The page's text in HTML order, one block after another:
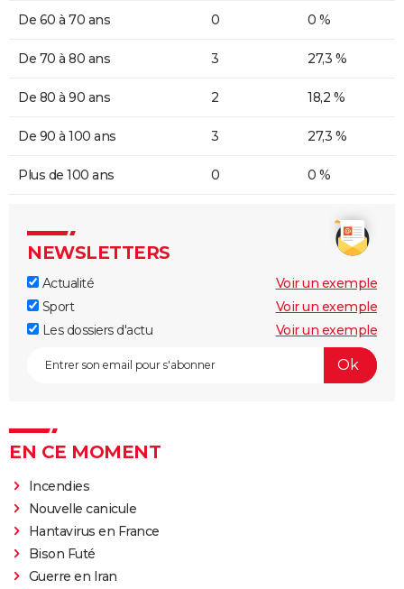
De 60 à 70 ans 0 0 %
De 70 à 80 ans 3 27,3 %
De 80 à 90 ans 2 18,2 %
De 90 à 100 ans 3 27,3 %
Plus de 100 ans 0 0 %
NEWSLETTERS
Actualité
Voir un exemple
Sport
Voir un exemple
Les dossiers d'actu
Voir un exemple
EN CE MOMENT
Incendies
Nouvelle canicule
Hantavirus en France
Bison Futé
Guerre en Iran